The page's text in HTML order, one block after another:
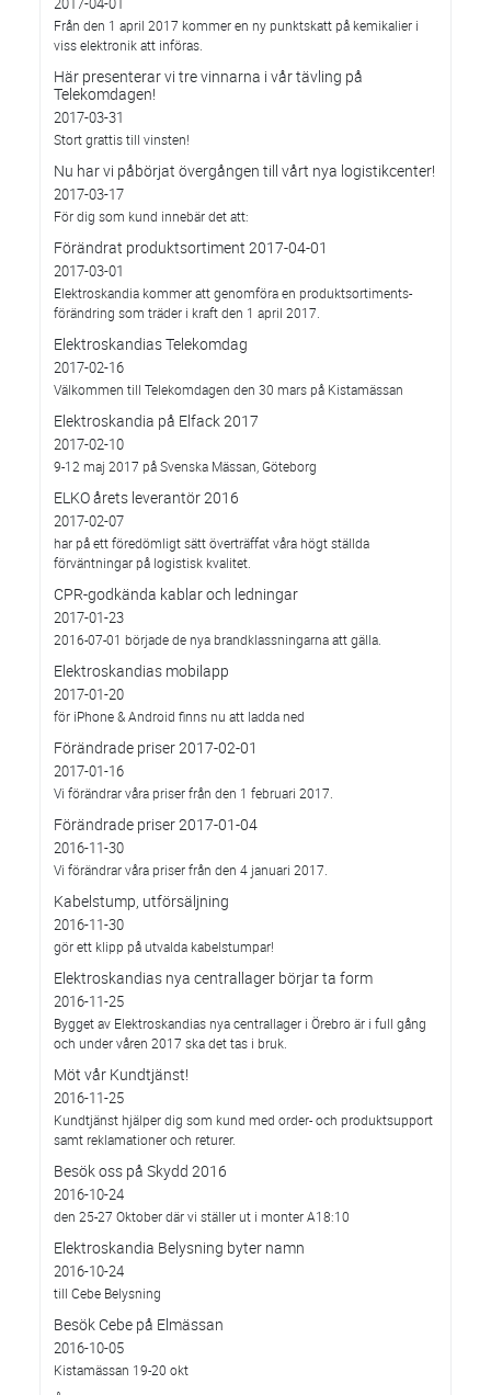
Från den 1 april 2017 kommer en ny punktskatt på kemikalier i
viss elektronik att införas.
Här presenterar vi tre vinnarna i vår tävling på
Telekomdagen!
2017-03-31
Stort grattis till vinsten!
Nu har vi påbörjat övergången till vårt nya logistikcenter!
2017-03-17
För dig som kund innebär det att:
Förändrat produktsortiment 2017-04-01
2017-03-01
Elektroskandia kommer att genomföra en produktsortiments-
förändring som träder i kraft den 1 april 2017.
Elektroskandias Telekomdag
2017-02-16
Välkommen till Telekomdagen den 30 mars på Kistamässan
Elektroskandia på Elfack 2017
2017-02-10
9-12 maj 2017 på Svenska Mässan, Göteborg
ELKO årets leverantör 2016
2017-02-07
har på ett föredömligt sätt överträffat våra högt ställda
förväntningar på logistisk kvalitet.
CPR-godkända kablar och ledningar
2017-01-23
2016-07-01 började de nya brandklassningarna att gälla.
Elektroskandias mobilapp
2017-01-20
för iPhone & Android finns nu att ladda ned
Förändrade priser 2017-02-01
2017-01-16
Vi förändrar våra priser från den 1 februari 2017.
Förändrade priser 2017-01-04
2016-11-30
Vi förändrar våra priser från den 4 januari 2017.
Kabelstump, utförsäljning
2016-11-30
gör ett klipp på utvalda kabelstumpar!
Elektroskandias nya centrallager börjar ta form
2016-11-25
Bygget av Elektroskandias nya centrallager i Örebro är i full gång
och under våren 2017 ska det tas i bruk.
Möt vår Kundtjänst!
2016-11-25
Kundtjänst hjälper dig som kund med order- och produktsupport
samt reklamationer och returer.
Besök oss på Skydd 2016
2016-10-24
den 25-27 Oktober där vi ställer ut i monter A18:10
Elektroskandia Belysning byter namn
2016-10-24
till Cebe Belysning
Besök Cebe på Elmässan
2016-10-05
Kistamässan 19-20 okt